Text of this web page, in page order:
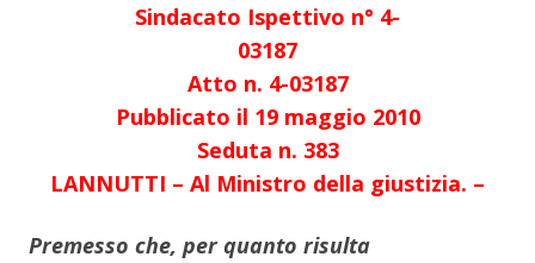
Sindacato Ispettivo n° 4-
03187
Atto n. 4-03187
Pubblicato il 19 maggio 2010
Seduta n. 383
LANNUTTI – Al Ministro della giustizia. –
Premesso che, per quanto risulta